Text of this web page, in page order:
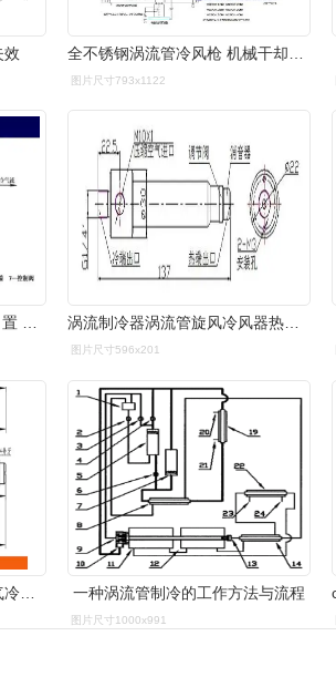
效
图片尺寸793x1122
制 冷 空 调 系 统 原 理 与 装 置 学习任务5,涡流管制冷 涡流制冷器涡流管旋风冷风器热风器xfsw060901不锈钢
图片尺寸596x201
涡流管冷却器制冷器压缩空气冷却涡旋制冷管涡流制冷器涡旋管 一种涡流管制冷的工作方法与流程
图片尺寸1000x991